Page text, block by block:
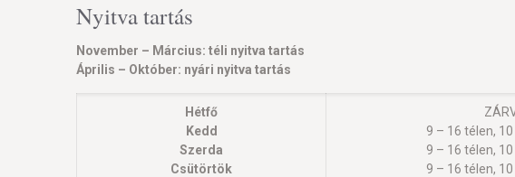
Nyitva tartás
November – Március: téli nyitva tartás
Április – Október: nyári nyitva tartás
Hétfő
Kedd
Szerda
Csütörtök
9 – 16 télen,
9 – 16 télen,
9 – 16 télen,